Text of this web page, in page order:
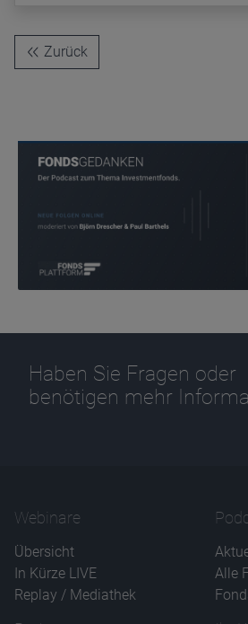
Zurück
Haben Sie Fragen oder
benötigen mehr
Webinare
Übersicht
In Kürze LIVE
Replay / Mediathek
Alle